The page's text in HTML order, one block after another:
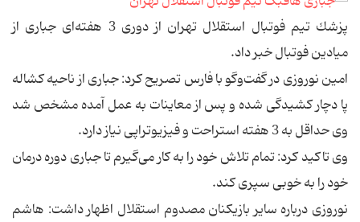
پزشك تیم فوتبال استقلال تهران از دوری 3 هفته‌ای جباری از
میادین فوتبال خبر داد.
امین نوروزی در گفت‌وگو با فارس تصریح كرد: جباری از ناحیه كشاله
پا دچار كشیدگی شده و پس از معاینات به عمل آمده مشخص شد
وی حداقل به 3 هفته استراحت و فیزیوتراپی نیاز دارد.
وی تاكید كرد: تمام تلاش خود را به كار می‌گیرم تا جباری دوره درمان
خود را به خوبی سپری كند.
نوروزی درباره سایر بازیكنان مصدوم استقلال اظهار داشت: هاشم